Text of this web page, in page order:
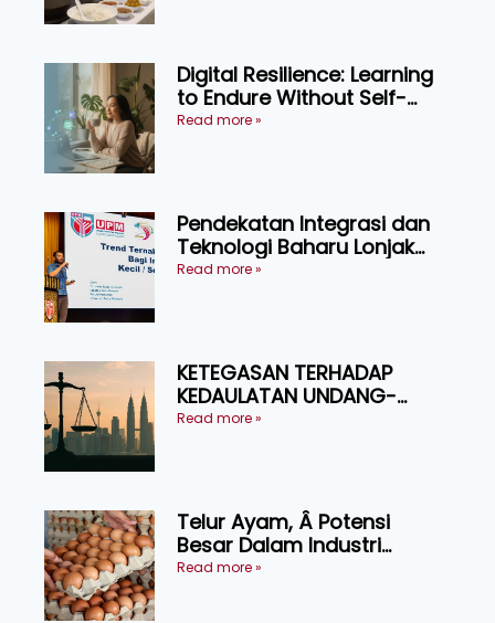
Digital Resilience: Learning
to Endure Without Self-
Pressure
Read more »
Pendekatan Integrasi dan
Teknologi Baharu Lonjak
Produktiviti Ternakan
Read more »
KETEGASAN TERHADAP
KEDAULATAN UNDANG-
UNDANG ASAS KEPADA
Read more »
Telur Ayam, Â Potensi
Besar Dalam Industri
Makanan, Kosmetik dan
Read more »